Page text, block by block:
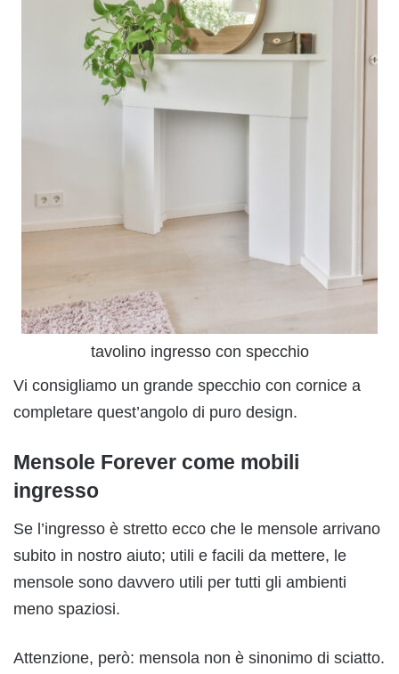
tavolino ingresso con specchio
Vi consigliamo un grande specchio con cornice a
completare quest’angolo di puro design.
Mensole Forever come mobili
ingresso
Se l’ingresso è stretto ecco che le mensole arrivano
subito in nostro aiuto; utili e facili da mettere, le
mensole sono davvero utili per tutti gli ambienti
meno spaziosi.
Attenzione, però: mensola non è sinonimo di sciatto.